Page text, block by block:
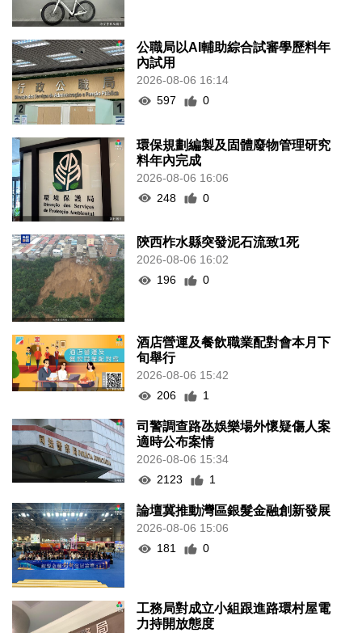
公職局以AI輔助綜合試審學歷料年
內試用
2026-08-06 16:14
597
0
環保規劃編製及固體廢物管理研究
料年內完成
2026-08-06 16:06
248
0
陝西柞水縣突發泥石流致1死
2026-08-06 16:02
196
0
酒店營運及餐飲職業配對會本月下
旬舉行
2026-08-06 15:42
206
1
司警調查路氹娛樂場外懷疑傷人案
適時公布案情
2026-08-06 15:34
2123
1
論壇冀推動灣區銀髮金融創新發展
2026-08-06 15:06
181
0
工務局對成立小組跟進路環村屋電
力持開放態度